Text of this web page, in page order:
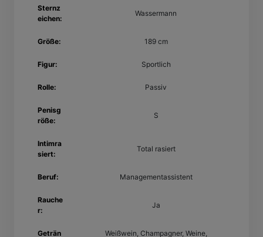
Sternz
eichen:
Wassermann
Größe: 189 cm
Figur: Sportlich
Rolle: Passiv
Penisg
röße:
S
Intimra
siert:
Total rasiert
Beruf: Managementassistent
Rauche
r:
Ja
Geträn
Weißwein, Champagner, Weine,